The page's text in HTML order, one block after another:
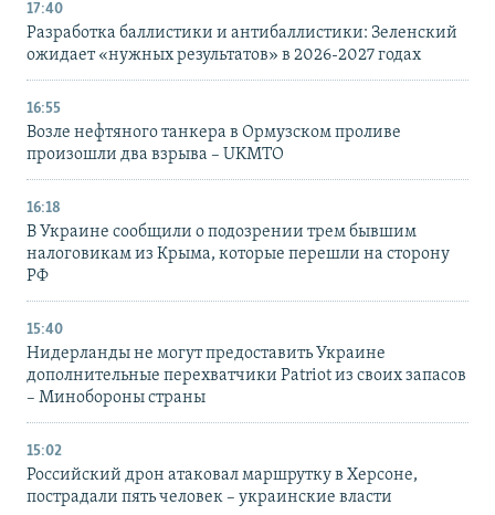
17:40
Разработка баллистики и антибаллистики: Зеленский
ожидает «нужных результатов» в 2026-2027 годах
16:55
Возле нефтяного танкера в Ормузском проливе
произошли два взрыва – UKMTO
16:18
В Украине сообщили о подозрении трем бывшим
налоговикам из Крыма, которые перешли на сторону
РФ
15:40
Нидерланды не могут предоставить Украине
дополнительные перехватчики Patriot из своих запасов
– Минобороны страны
15:02
Российский дрон атаковал маршрутку в Херсоне,
пострадали пять человек – украинские власти